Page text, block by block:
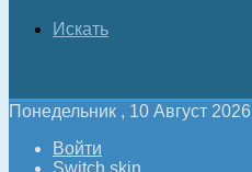
Искать
Понедельник , 10 Август 2026
Войти
Switch skin